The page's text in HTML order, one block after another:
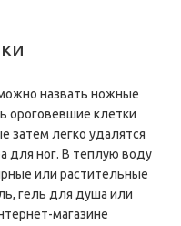
назвать ножные
ороговевшие клетки
затем легко удалятся
для ног. В теплую воду
или растительные
гель для душа или
магазине